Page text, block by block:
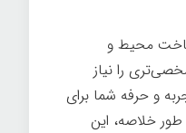
محیط و
را نیاز
و حرفه شما برای
خلاصه، این